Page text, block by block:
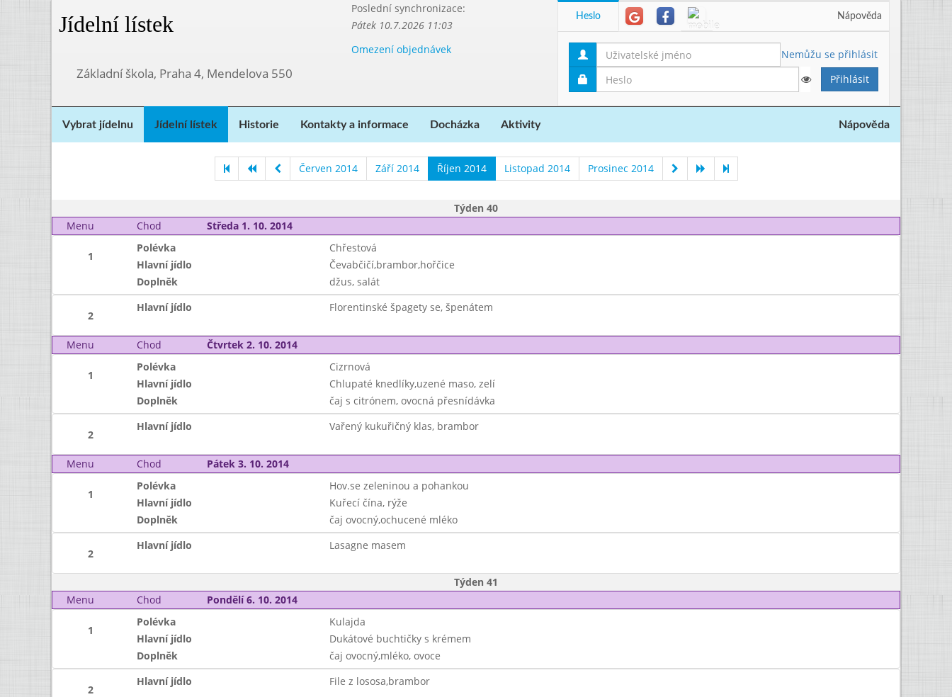
Jídelní lístek
Poslední synchronizace:
Pátek 10.7.2026 11:03
Omezení objednávek
Základní škola, Praha 4, Mendelova 550
Heslo Nápověda
Nemůžu se přihlásit
Vybrat jídelnu Jídelní lístek Historie Kontakty a informace Docházka Aktivity Nápověda
Červen 2014 Září 2014 Říjen 2014 Listopad 2014 Prosinec 2014
Týden 40
Menu
Chod Středa 1. 10. 2014
1
Polévka
Chřestová
Hlavní jídlo
Čevabčičí,brambor,hořčice
Doplněk
džus, salát
2
Hlavní jídlo Florentinské špagety se, špenátem
Menu Chod Čtvrtek 2. 10. 2014
1
Polévka
Cizrnová
Hlavní jídlo
Chlupaté knedlíky,uzené maso, zelí
Doplněk
čaj s citrónem, ovocná přesnídávka
2
Hlavní jídlo Vařený kukuřičný klas, brambor
Menu Chod Pátek 3. 10. 2014
1
Polévka
Hov.se zeleninou a pohankou
Hlavní jídlo
Kuřecí čína, rýže
Doplněk
čaj ovocný,ochucené mléko
2
Hlavní jídlo Lasagne masem
Týden 41
Menu
Chod Pondělí 6. 10. 2014
1
Polévka
Kulajda
Hlavní jídlo
Dukátové buchtičky s krémem
Doplněk
čaj ovocný,mléko, ovoce
2
Hlavní jídlo File z lososa,brambor